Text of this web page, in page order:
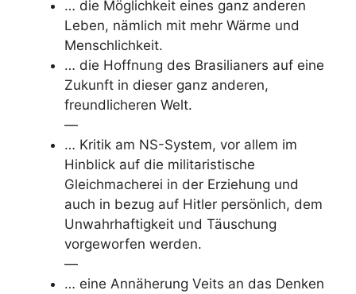
… die Möglichkeit eines ganz anderen
Leben, nämlich mit mehr Wärme und
Menschlichkeit.
… die Hoffnung des Brasilianers auf eine
Zukunft in dieser ganz anderen,
freundlicheren Welt.
—
… Kritik am NS-System, vor allem im
Hinblick auf die militaristische
Gleichmacherei in der Erziehung und
auch in bezug auf Hitler persönlich, dem
Unwahrhaftigkeit und Täuschung
vorgeworfen werden.
—
… eine Annäherung Veits an das Denken